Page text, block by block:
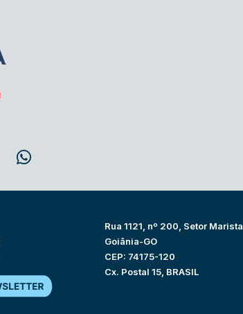
Rua 1121, nº 200, Setor Marista
Goiânia-GO
CEP: 74175-120
Cx. Postal 15, BRASIL